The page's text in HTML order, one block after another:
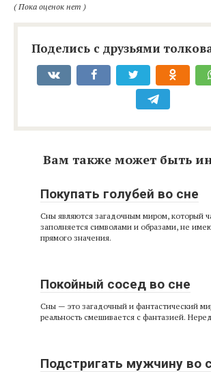
( Пока оценок нет )
Поделись с друзьями
Вам также может быть
Покупать голубей во сне
Сны являются загадочным миром, который
заполняется символами и образами, не
прямого значения.
Покойный сосед во сне
Сны — это загадочный и фантастический
реальность смешивается с фантазией.
Подстригать мужчину во